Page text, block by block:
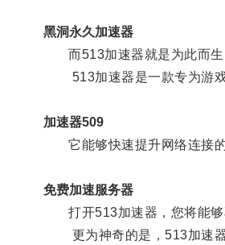
黑洞永久加速器
而513加速器就是为此而生
513加速器是一款专为游戏
加速器509
它能够快速提升网络连接的
免费加速服务器
打开513加速器，您将能够
更为神奇的是，513加速器